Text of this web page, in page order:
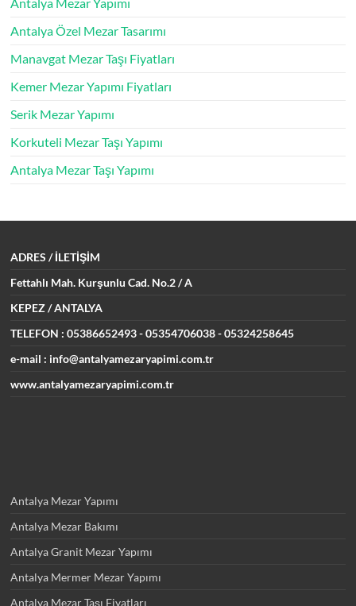
Antalya Özel Mezar Tasarımı
Manavgat Mezar Taşı Fiyatları
Kemer Mezar Yapımı Fiyatları
Serik Mezar Yapımı
Korkuteli Mezar Taşı Yapımı
Antalya Mezar Taşı Yapımı
ADRES / İLETİŞİM
Fettahlı Mah. Kurşunlu Cad. No.2 / A
KEPEZ / ANTALYA
TELEFON : 05386652493 - 05354706038 - 05324258645
e-mail : info@antalyamezaryapimi.com.tr
www.antalyamezaryapimi.com.tr
Antalya Mezar Yapımı
Antalya Mezar Bakımı
Antalya Granit Mezar Yapımı
Antalya Mermer Mezar Yapımı
Antalya Mezar Taşı Fiyatları